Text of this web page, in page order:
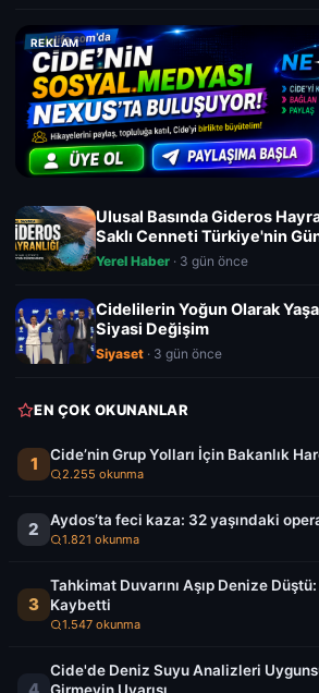
REKLAM
Ulusal Basında Gideros
Saklı Cenneti Türkiye'nin
Yerel Haber · 3 gün önce
Cidelilerin Yoğun Olarak
Siyasi Değişim
Siyaset · 3 gün önce
EN ÇOK OKUNANLAR
1 Cide’nin Grup Yolları İçin Bakanlık
2.255 okunma
2 Aydos’ta feci kaza: 32 yaşındaki
1.821 okunma
3
Tahkimat Duvarını Aşıp Denize
Kaybetti
1.547 okunma
Cide'de Deniz Suyu Analizleri